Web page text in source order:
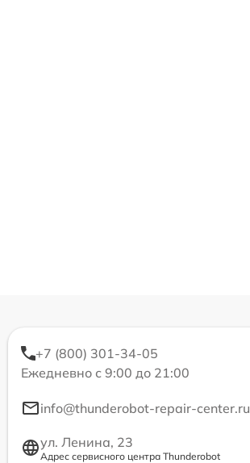
+7 (800) 301-34-05
Ежедневно с 9:00 до 21:00
info@thunderobot-repair-center.ru
ул. Ленина, 23
Адрес сервисного центра Thunderobot